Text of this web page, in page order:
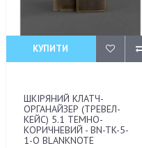
КУПИТИ
ШКІРЯНИЙ КЛАТЧ-
ОРГАНАЙЗЕР (ТРЕВЕЛ-
КЕЙС) 5.1 ТЕМНО-
КОРИЧНЕВИЙ - BN-TK-5-
1-O BLANKNOTE